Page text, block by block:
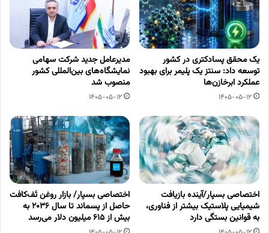
یک محقق پسادکتری در کشور
توسعه داد: سنتز یک پلیمر برای بهبود
عملکرد ابرخازن‌ها
1405-05-12
مدیرعامل جدید شرکت سهامی
نمایشگاه‌های بین‌المللی کشور
منصوب شد
1405-05-12
اختصاصی بسپار/آینده بازیافت
شیمیایی پلاستیک بیشتر از فناوری،
به قوانین بستگی دارد
اختصاصی بسپار/ بازار روغن تَف‌کافت
حاصل از پسماند تا سال ۲۰۳۶ به
بیش از ۶۱۵ میلیون دلار می‌رسد